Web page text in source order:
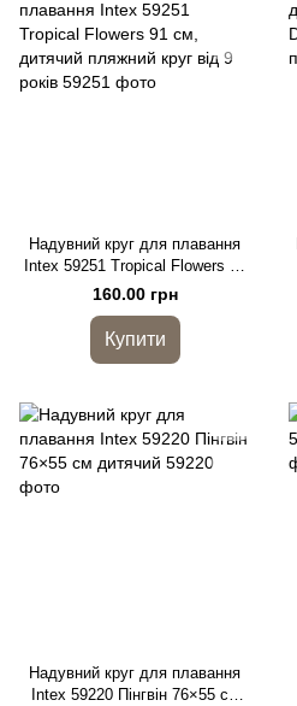
Надувний круг для плавання
Intex 59251 Tropical Flowers 91
см, дитячий пляжний круг від 9
160.00 грн
Купити
Надувний круг для плавання
Intex 59220 Пінгвін 76×55 см